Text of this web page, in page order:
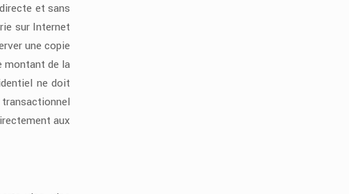
et sans
sur Internet
une copie
montant de la
ne doit
aux